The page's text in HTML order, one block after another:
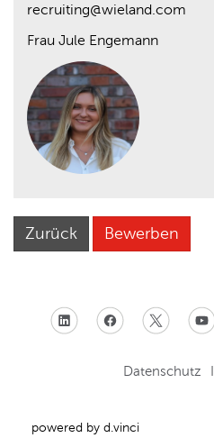
recruiting@wieland.com
Frau Jule Engemann
Zurück Bewerben
Datenschutz
powered byd.vinci